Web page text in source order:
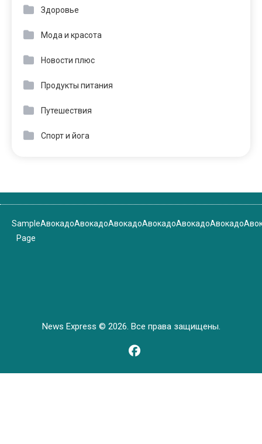
Здоровье
Мода и красота
Новости плюс
Продукты питания
Путешествия
Спорт и йога
Sample
Page
АвокадоАвокадоАвокадоАвокадоАвокадоАвокадо
News Express © 2026. Все права защищены.